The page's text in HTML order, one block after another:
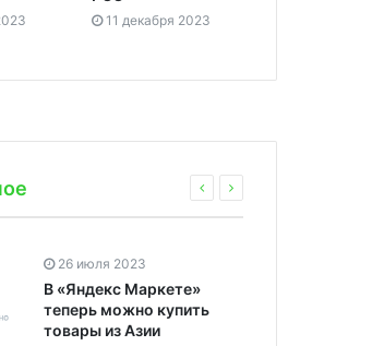
11 декабря 2023
26 июля 2023
В «Яндекс Маркете»
теперь можно купить
товары из Азии